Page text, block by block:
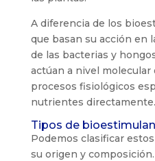
A diferencia de los
que basan su acción en
de las bacterias y
actúan a nivel molecular
procesos fisiológicos
nutrientes directamente.
Tipos de
Podemos clasificar
su origen y